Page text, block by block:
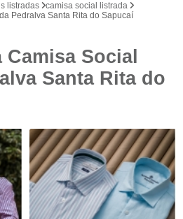
listradas
camisa social listrada
Pedralva Santa Rita do Sapucaí
Social
Santa Rita do